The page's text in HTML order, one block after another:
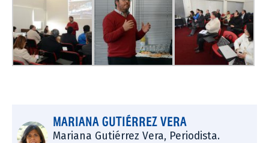
MARIANA GUTIÉRREZ VERA
Mariana Gutiérrez Vera, Periodista.